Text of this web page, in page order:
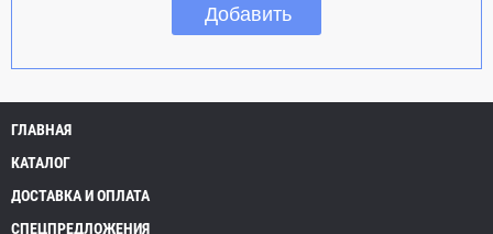
ГЛАВНАЯ
КАТАЛОГ
ДОСТАВКА И ОПЛАТА
СПЕЦПРЕДЛОЖЕНИЯ